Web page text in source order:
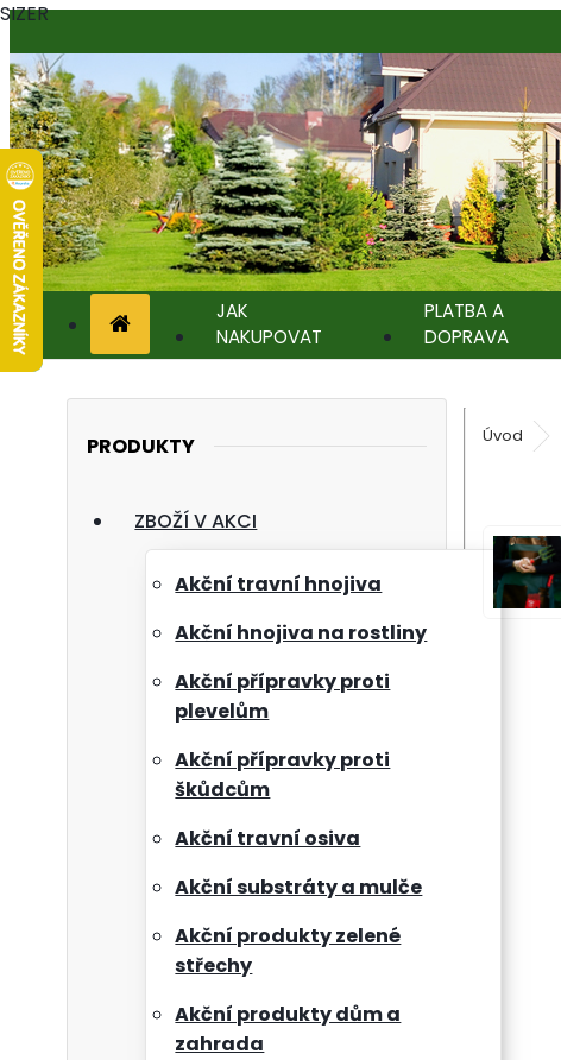
JAK
NAKUPOVAT
PLATBA A
DOPRAVA
PRODUKTY
ZBOŽÍ V AKCI
Akční travní hnojiva
Akční hnojiva na rostliny
Akční přípravky proti
plevelům
Akční přípravky proti
škůdcům
Akční travní osiva
Akční substráty a mulče
Akční produkty zelené
střechy
Akční produkty dům a
zahrada
Úvod
SIZER